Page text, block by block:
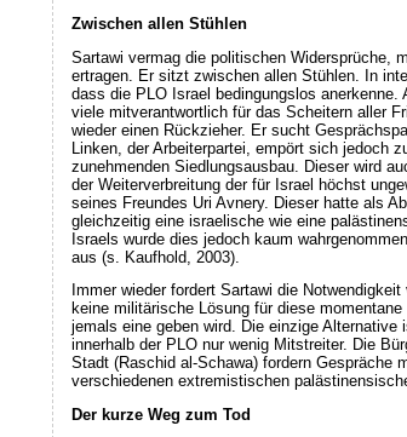
Zwischen allen Stühlen
Sartawi vermag die politischen Widersprüche,
ertragen. Er sitzt zwischen allen Stühlen. In
dass die PLO Israel bedingungslos
viele mitverantwortlich für das Scheitern aller
wieder einen Rückzieher. Er sucht
Linken, der Arbeiterpartei, empört sich jedoch
zunehmenden Siedlungsausbau. Dieser wird
der Weiterverbreitung der für Israel höchst
seines Freundes Uri Avnery. Dieser hatte als
gleichzeitig eine israelische wie eine
Israels wurde dies jedoch kaum
aus (s. Kaufhold, 2003).
Immer wieder fordert Sartawi die
keine militärische Lösung für diese
jemals eine geben wird. Die einzige
innerhalb der PLO nur wenig Mitstreiter. Die
Stadt (Raschid al-Schawa) fordern Gespräche
verschiedenen extremistischen
Der kurze Weg zum Tod